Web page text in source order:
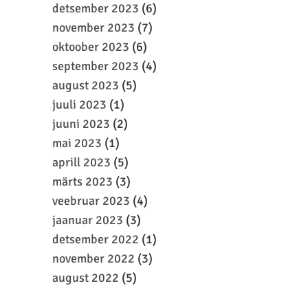
detsember 2023 (6)
november 2023 (7)
oktoober 2023 (6)
september 2023 (4)
august 2023 (5)
juuli 2023 (1)
juuni 2023 (2)
mai 2023 (1)
aprill 2023 (5)
märts 2023 (3)
veebruar 2023 (4)
jaanuar 2023 (3)
detsember 2022 (1)
november 2022 (3)
august 2022 (5)